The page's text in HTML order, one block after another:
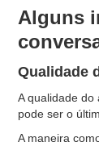
Alguns
Qualidade
A qualidade
pode ser o
A maneira